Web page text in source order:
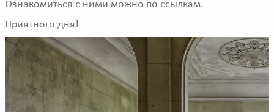
Ознакомиться с ними можно по ссылкам.
Приятного дня!